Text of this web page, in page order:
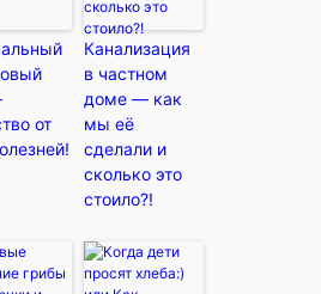
от
Канализация
в частном
доме — как
мы её
сделали и
сколько это
стоило?!